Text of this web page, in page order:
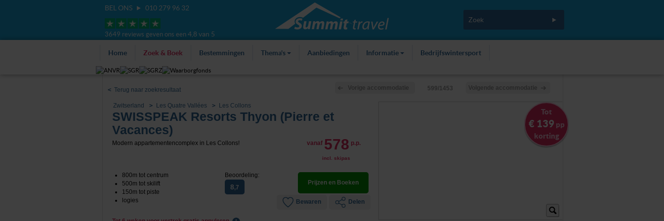
BEL ONS 010 279 96 32
3649 reviews geven ons een 4,8 van 5
Home Zoek & Boek Bestemmingen Thema's Aanbiedingen Informatie Bedrijfswintersport
<Terug naar zoekresultaat 599/1453
Zwitserland Les Quatre Vallées Les Collons
SWISSPEAK Resorts Thyon (Pierre et
Vacances)
Modern appartementencomplex in Les Collons! vanaf 578 p.p.
incl. skipas
800m tot centrum
500m tot skilift
150m tot piste
logies
Prijzen en Boeken
Bewaren Delen
Beoordeling:
8,7
Tot
€ 139 pp
korting